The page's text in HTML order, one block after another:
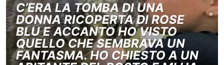
C’ERA LA TOMBA DI UNA
DONNA RICOPERTA DI ROSE
BLU E ACCANTO HO VISTO
QUELLO CHE SEMBRAVA UN
FANTASMA. HO CHIESTO A UN